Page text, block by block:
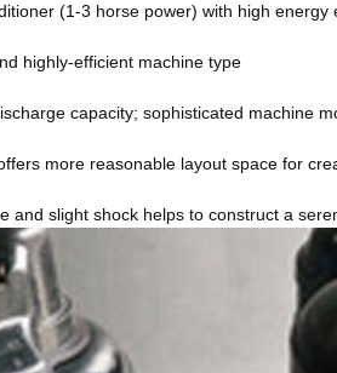
(1-3 horse power) with high energy
highly-efficient machine type
capacity; sophisticated machine
more reasonable layout space for
and slight shock helps to construct a